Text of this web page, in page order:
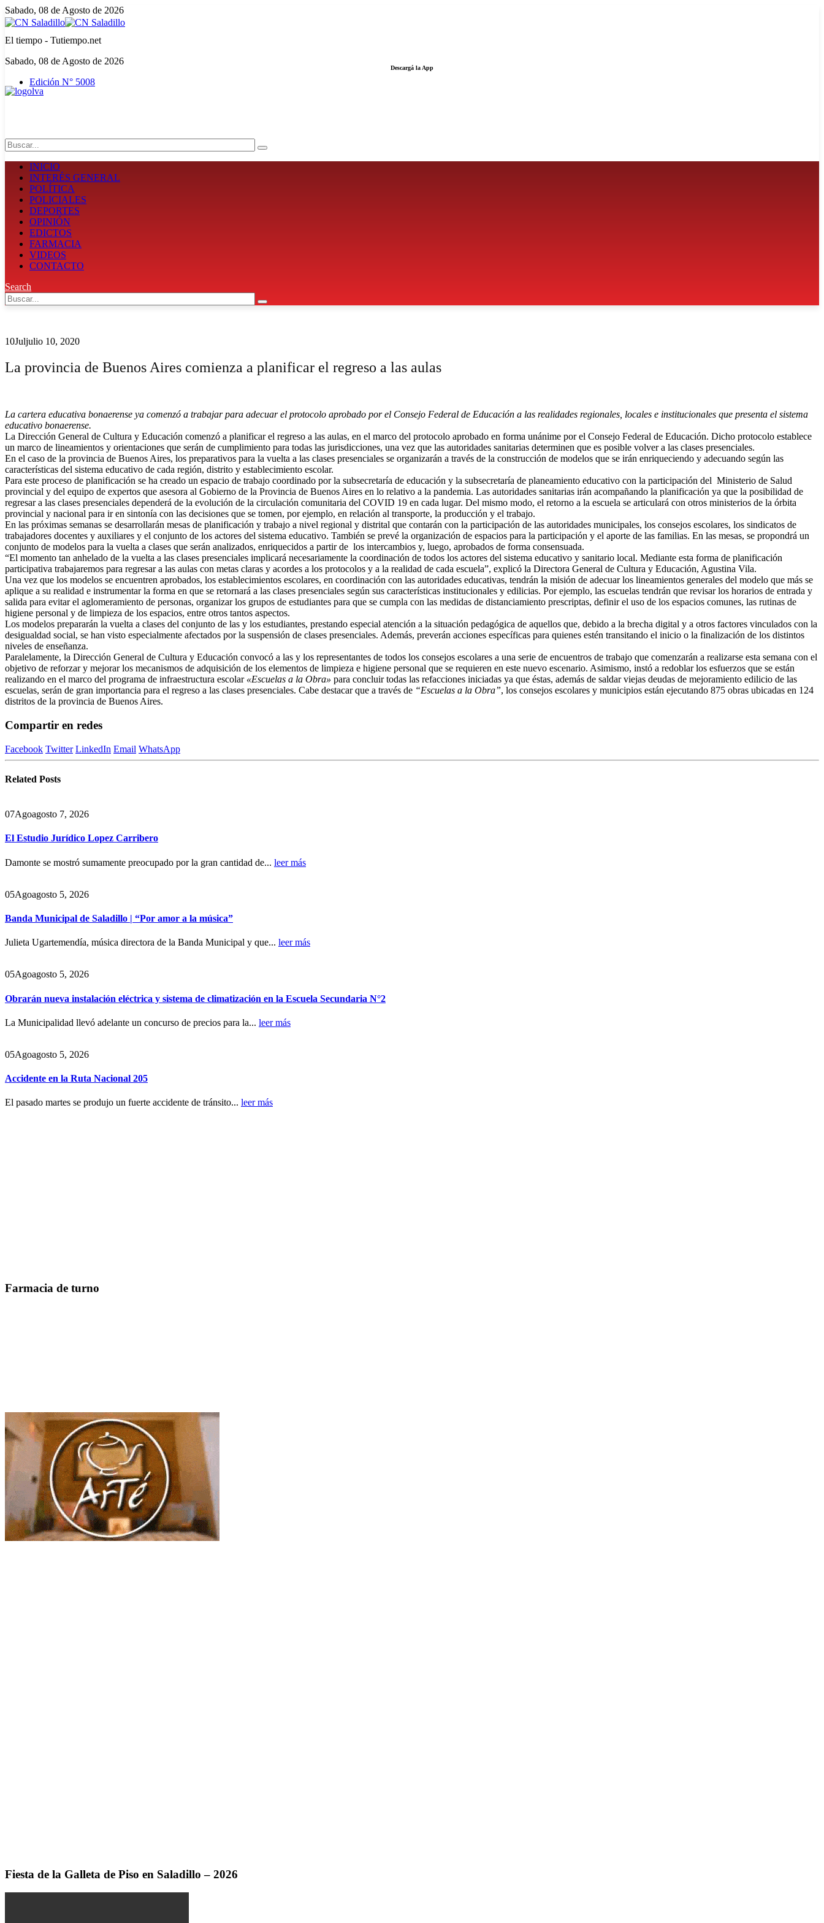
Sabado, 08 de Agosto de 2026
El tiempo - Tutiempo.net
Sabado, 08 de Agosto de 2026
Edición N° 5008
Descargá la App
INICIO
INTERÉS GENERAL
POLÍTICA
POLICIALES
DEPORTES
OPINIÓN
EDICTOS
FARMACIA
VIDEOS
CONTACTO
Search
10Juljulio 10, 2020
La provincia de Buenos Aires comienza a planificar el regreso a las aulas
La cartera educativa bonaerense ya comenzó a trabajar para adecuar el protocolo aprobado por el Consejo Federal de Educación a las realidades regionales, locales e institucionales que presenta el sistema
educativo bonaerense.
La Dirección General de Cultura y Educación comenzó a planificar el regreso a las aulas, en el marco del protocolo aprobado en forma unánime por el Consejo Federal de Educación. Dicho protocolo establece
un marco de lineamientos y orientaciones que serán de cumplimiento para todas las jurisdicciones, una vez que las autoridades sanitarias determinen que es posible volver a las clases presenciales.
En el caso de la provincia de Buenos Aires, los preparativos para la vuelta a las clases presenciales se organizarán a través de la construcción de modelos que se irán enriqueciendo y adecuando según las
características del sistema educativo de cada región, distrito y establecimiento escolar.
Para este proceso de planificación se ha creado un espacio de trabajo coordinado por la subsecretaría de educación y la subsecretaría de planeamiento educativo con la participación del Ministerio de Salud
provincial y del equipo de expertos que asesora al Gobierno de la Provincia de Buenos Aires en lo relativo a la pandemia. Las autoridades sanitarias irán acompañando la planificación ya que la posibilidad de
regresar a las clases presenciales dependerá de la evolución de la circulación comunitaria del COVID 19 en cada lugar. Del mismo modo, el retorno a la escuela se articulará con otros ministerios de la órbita
provincial y nacional para ir en sintonía con las decisiones que se tomen, por ejemplo, en relación al transporte, la producción y el trabajo.
En las próximas semanas se desarrollarán mesas de planificación y trabajo a nivel regional y distrital que contarán con la participación de las autoridades municipales, los consejos escolares, los sindicatos de
trabajadores docentes y auxiliares y el conjunto de los actores del sistema educativo. También se prevé la organización de espacios para la participación y el aporte de las familias. En las mesas, se propondrá un
conjunto de modelos para la vuelta a clases que serán analizados, enriquecidos a partir de los intercambios y, luego, aprobados de forma consensuada.
“El momento tan anhelado de la vuelta a las clases presenciales implicará necesariamente la coordinación de todos los actores del sistema educativo y sanitario local. Mediante esta forma de planificación
participativa trabajaremos para regresar a las aulas con metas claras y acordes a los protocolos y a la realidad de cada escuela”, explicó la Directora General de Cultura y Educación, Agustina Vila.
Una vez que los modelos se encuentren aprobados, los establecimientos escolares, en coordinación con las autoridades educativas, tendrán la misión de adecuar los lineamientos generales del modelo que más se
aplique a su realidad e instrumentar la forma en que se retornará a las clases presenciales según sus características institucionales y edilicias. Por ejemplo, las escuelas tendrán que revisar los horarios de entrada y
salida para evitar el aglomeramiento de personas, organizar los grupos de estudiantes para que se cumpla con las medidas de distanciamiento prescriptas, definir el uso de los espacios comunes, las rutinas de
higiene personal y de limpieza de los espacios, entre otros tantos aspectos.
Los modelos prepararán la vuelta a clases del conjunto de las y los estudiantes, prestando especial atención a la situación pedagógica de aquellos que, debido a la brecha digital y a otros factores vinculados con la
desigualdad social, se han visto especialmente afectados por la suspensión de clases presenciales. Además, preverán acciones específicas para quienes estén transitando el inicio o la finalización de los distintos
niveles de enseñanza.
Paralelamente, la Dirección General de Cultura y Educación convocó a las y los representantes de todos los consejos escolares a una serie de encuentros de trabajo que comenzarán a realizarse esta semana con el
objetivo de reforzar y mejorar los mecanismos de adquisición de los elementos de limpieza e higiene personal que se requieren en este nuevo escenario. Asimismo, instó a redoblar los esfuerzos que se están
realizando en el marco del programa de infraestructura escolar «Escuelas a la Obra» para concluir todas las refacciones iniciadas ya que éstas, además de saldar viejas deudas de mejoramiento edilicio de las
escuelas, serán de gran importancia para el regreso a las clases presenciales. Cabe destacar que a través de “Escuelas a la Obra”, los consejos escolares y municipios están ejecutando 875 obras ubicadas en 124
distritos de la provincia de Buenos Aires.
Compartir en redes
Facebook Twitter LinkedIn Email WhatsApp
Related Posts
07Agoagosto 7, 2026
El Estudio Jurídico Lopez Carribero
Damonte se mostró sumamente preocupado por la gran cantidad de... leer más
05Agoagosto 5, 2026
Banda Municipal de Saladillo | “Por amor a la música”
Julieta Ugartemendía, música directora de la Banda Municipal y que... leer más
05Agoagosto 5, 2026
Obrarán nueva instalación eléctrica y sistema de climatización en la Escuela Secundaria N°2
La Municipalidad llevó adelante un concurso de precios para la... leer más
05Agoagosto 5, 2026
Accidente en la Ruta Nacional 205
El pasado martes se produjo un fuerte accidente de tránsito... leer más
Farmacia de turno
Fiesta de la Galleta de Piso en Saladillo – 2026